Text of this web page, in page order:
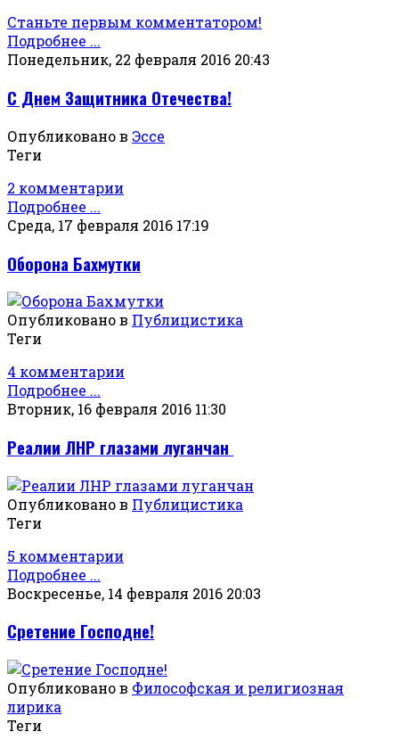
Станьте первым комментатором!
Подробнее ...
Понедельник, 22 февраля 2016 20:43
С Днем Защитника Отечества!
Опубликовано в Эссе
Теги
2 комментарии
Подробнее ...
Среда, 17 февраля 2016 17:19
Оборона Бахмутки
Опубликовано в Публицистика
Теги
4 комментарии
Подробнее ...
Вторник, 16 февраля 2016 11:30
Реалии ЛНР глазами луганчан
Опубликовано в Публицистика
Теги
5 комментарии
Подробнее ...
Воскресенье, 14 февраля 2016 20:03
Сретение Господне!
Опубликовано в Философская и религиозная
лирика
Теги